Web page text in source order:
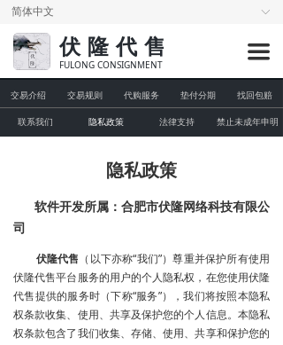
伏隆代售
FULONG CONSIGNMENT
ꀅ
简体中文
끀
首页
在售账号
业务介绍
发布求购
隐私政策
软件开发所属：合肥市伏隆网络科技有限公
司
伏隆代售 （以下亦称“我们”）尊重并保护所有使用
伏隆代售平台服务的用户的个人隐私权，在您使用伏隆
代售提供的服务时（下称“服务”），我们将按照本隐私
权条款收集、使用、共享及保护您的个人信息。本隐私
权条款包含了我们收集、存储、使用、共享和保护您的
交易介绍 交易规则 代购服务 垫付分期 找回包赔
联系我们 隐私政策 法律支持 禁止未成年申明